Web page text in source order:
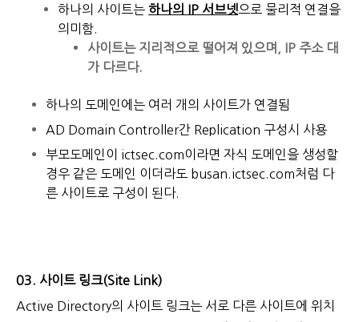
하나의 사이트는 하나의 IP 서브넷으로 물리적 연결을
의미함.
사이트는 지리적으로 떨어져 있으며, IP 주소 대
가 다르다.
하나의 도메인에는 여러 개의 사이트가 연결됨
AD Domain Controller간 Replication 구성시 사용
부모도메인이 ictsec.com이라면 자식 도메인을 생성할
경우 같은 도메인 이더라도 busan.ictsec.com처럼 다
른 사이트로 구성이 된다.
03. 사이트 링크(Site Link)
Active Directory의 사이트 링크는 서로 다른 사이트에 위치